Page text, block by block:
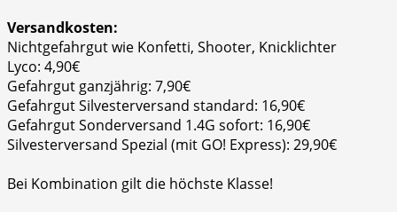
Versandkosten:
Nichtgefahrgut wie Konfetti, Shooter, Knicklichter
Lyco: 4,90€
Gefahrgut ganzjährig: 7,90€
Gefahrgut Silvesterversand standard: 16,90€
Gefahrgut Sonderversand 1.4G sofort: 16,90€
Silvesterversand Spezial (mit GO! Express): 29,90€
Bei Kombination gilt die höchste Klasse!